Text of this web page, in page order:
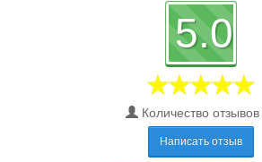
5.0
Количество отзывов
Написать отзыв